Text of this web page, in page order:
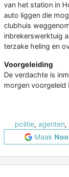
van het station in
auto liggen die
clubhuis
inbrekerswerktuig
terzake heling en
Voorgeleiding
De verdachte is
morgen voorgeleid
politie, agenten,
Maak